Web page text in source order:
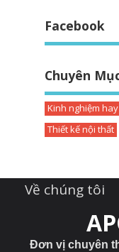
Facebook
Chuyên
Kinh nghiệm hay
Thiết kế nội thất
Về chúng tôi
Đơn vị chuyên